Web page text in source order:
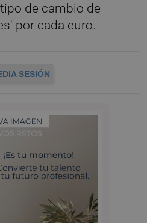
de cambio de
por cada euro.
SESIÓN